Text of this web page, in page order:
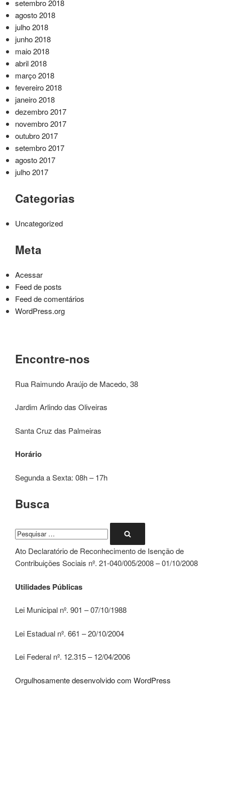
setembro 2018
agosto 2018
julho 2018
junho 2018
maio 2018
abril 2018
março 2018
fevereiro 2018
janeiro 2018
dezembro 2017
novembro 2017
outubro 2017
setembro 2017
agosto 2017
julho 2017
Categorias
Uncategorized
Meta
Acessar
Feed de posts
Feed de comentários
WordPress.org
Encontre-nos
Rua Raimundo Araújo de Macedo, 38
Jardim Arlindo das Oliveiras
Santa Cruz das Palmeiras
Horário
Segunda a Sexta: 08h – 17h
Busca
Pesquisar
por:
Ato Declaratório de Reconhecimento de Isenção de
Contribuições Sociais nº. 21-040/005/2008 – 01/10/2008
Utilidades Públicas
Lei Municipal nº. 901 – 07/10/1988
Lei Estadual nº. 661 – 20/10/2004
Lei Federal nº. 12.315 – 12/04/2006
Orgulhosamente desenvolvido com WordPress